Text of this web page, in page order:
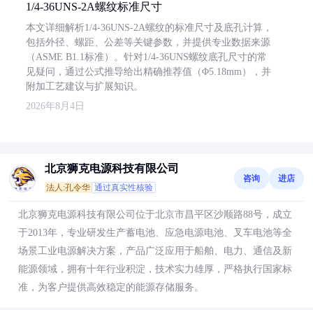
1/4-36UNS-2A螺纹标准尺寸
本文详细解析1/4-36UNS-2A螺纹的标准尺寸及底孔计算，
包括外径、螺距、公差等关键参数，并提供专业数据来源
（ASME B1.1标准）。针对1/4-36UNS螺纹底孔尺寸的常
见疑问，通过公式推导给出精确推荐值（Φ5.18mm），并
附加工艺建议与扩展知识。
2026年8月4日
北京狮克电源科技有限公司
法人:孔令华 通过真实性核验
咨询 进店
北京狮克电源科技有限公司位于北京市昌平区沙顺路88号，成立
于2013年，专业研发生产蓄电池、应急电源电池、叉车电池等全
场景工业电源解决方案，产品广泛应用于船舶、电力、通信及新
能源领域，拥有十年行业积淀，技术实力雄厚，严格执行国家标
准，为客户提供高效稳定的能源存储服务。